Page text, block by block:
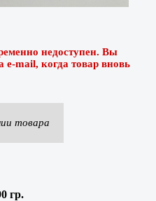
недоступен. Вы
e-mail, когда товар вновь
товара
гр.